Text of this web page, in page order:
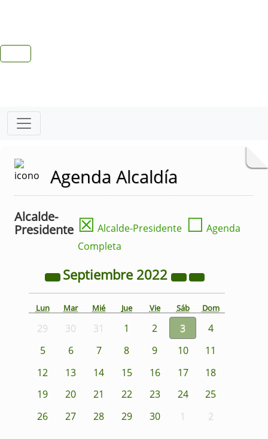
Agenda Alcaldía
Alcalde-
Presidente ☒ Alcalde-Presidente ☐ Agenda
Completa
Septiembre 2022
Lun Mar Mié Jue Vie Sáb Dom
29 30 31 1 2 3
4
5
6 7 8 9 10
11
12
13 14 15 16 17
18
19
20 21 22 23 24
25
26
27 28 29 30 1 2